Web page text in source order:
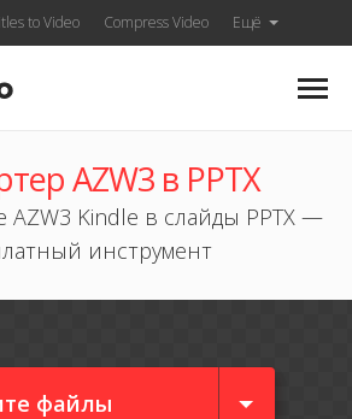
to Video Compress Video Ещё
AZW3 в PPTX
AZW3 Kindle в слайды PPTX —
инструмент
файлы